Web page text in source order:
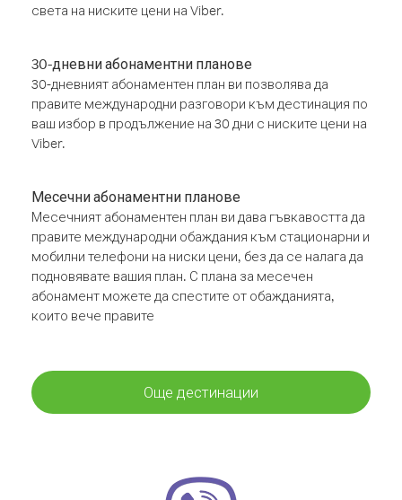
света на ниските цени на Viber.
30-дневни абонаментни планове
30-дневният абонаментен план ви позволява да
правите международни разговори към дестинация по
ваш избор в продължение на 30 дни с ниските цени на
Viber.
Месечни абонаментни планове
Месечният абонаментен план ви дава гъвкавостта да
правите международни обаждания към стационарни и
мобилни телефони на ниски цени, без да се налага да
подновявате вашия план. С плана за месечен
абонамент можете да спестите от обажданията,
които вече правите
Още дестинации